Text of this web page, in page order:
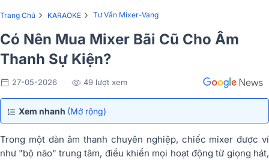
Trang Chủ › KARAOKE › Tư Vấn Mixer-Vang
Có Nên Mua Mixer Bãi Cũ Cho Âm
Thanh Sự Kiện?
27-05-2026 49 lượt xem
Xem nhanh (Mở rộng)
Trong một dàn âm thanh chuyên nghiệp, chiếc mixer được ví
như "bộ não" trung tâm, điều khiển mọi hoạt động từ giọng hát,